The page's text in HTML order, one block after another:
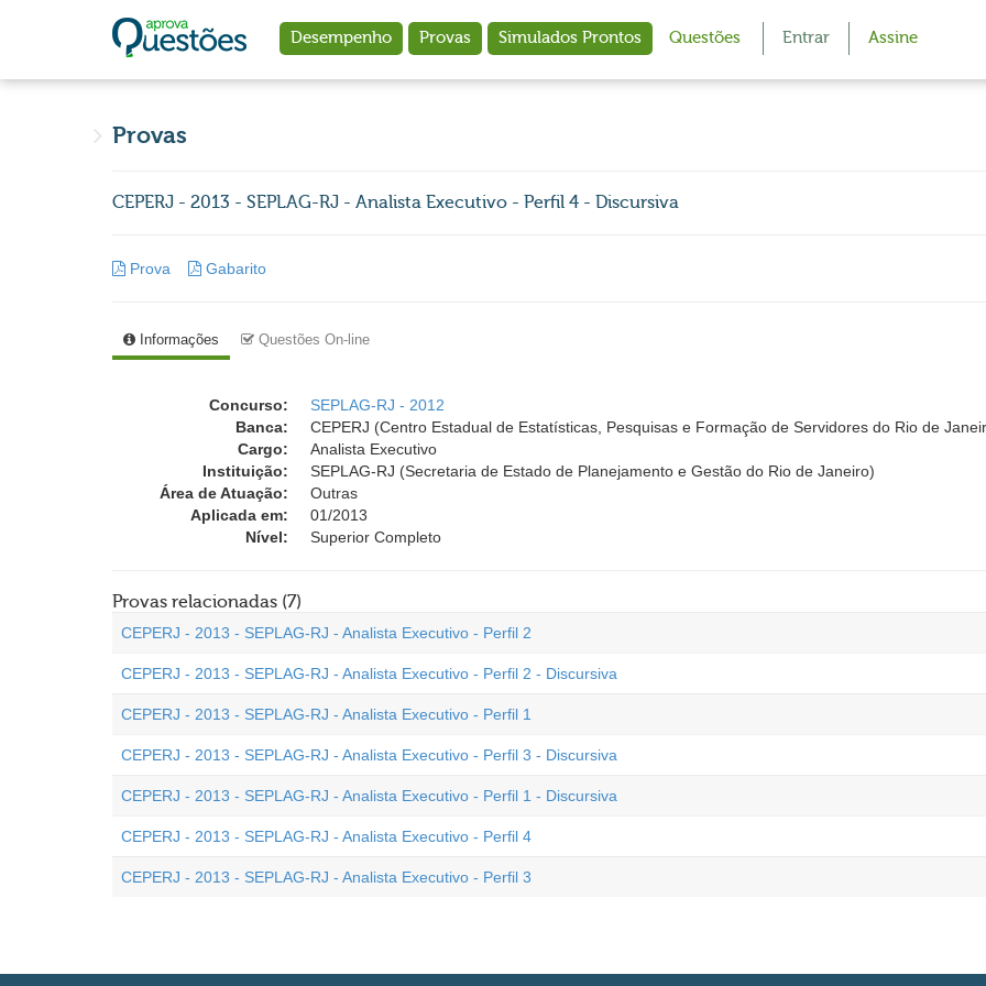
Desempenho Provas Simulados Prontos Questões Entrar Assine
Provas
CEPERJ - 2013 - SEPLAG-RJ - Analista Executivo - Perfil 4 - Discursiva
Prova Gabarito
Informações Questões On-line
Concurso:
SEPLAG-RJ - 2012
Banca:
CEPERJ (Centro Estadual de Estatísticas, Pesquisas e Formação de Servidores do Rio de
Cargo:
Analista Executivo
Instituição:
SEPLAG-RJ (Secretaria de Estado de Planejamento e Gestão do Rio de Janeiro)
Área de Atuação:
Outras
Aplicada em:
01/2013
Nível:
Superior Completo
Provas relacionadas (7)
CEPERJ - 2013 - SEPLAG-RJ - Analista Executivo - Perfil 2
CEPERJ - 2013 - SEPLAG-RJ - Analista Executivo - Perfil 2 - Discursiva
CEPERJ - 2013 - SEPLAG-RJ - Analista Executivo - Perfil 1
CEPERJ - 2013 - SEPLAG-RJ - Analista Executivo - Perfil 3 - Discursiva
CEPERJ - 2013 - SEPLAG-RJ - Analista Executivo - Perfil 1 - Discursiva
CEPERJ - 2013 - SEPLAG-RJ - Analista Executivo - Perfil 4
CEPERJ - 2013 - SEPLAG-RJ - Analista Executivo - Perfil 3